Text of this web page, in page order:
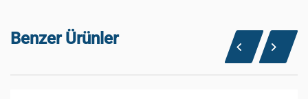
Benzer Ürünler